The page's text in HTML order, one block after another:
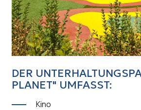
DER
PLANET" UMFASST:
Kino